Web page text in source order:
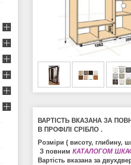
ВАРТІСТЬ ВКАЗАНА ЗА
В ПРОФІЛІ СРІБЛО .
Розміри ( висоту, глибину,
З повним КАТАЛОГОМ
Вартість вказана за